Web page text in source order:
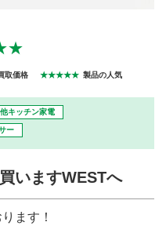
規約・同意書
本人確認書類アップロード
お探しの方へ
取価格 ★★★★★ 製品の人気
キッチン家電
ー
いますWESTへ
ます！